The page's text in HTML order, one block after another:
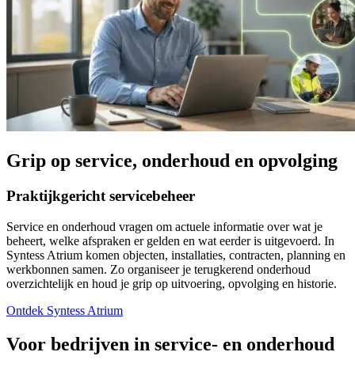
Grip op service, onderhoud en opvolging
Praktijkgericht servicebeheer
Service en onderhoud vragen om actuele informatie over wat je
beheert, welke afspraken er gelden en wat eerder is uitgevoerd. In
Syntess Atrium komen objecten, installaties, contracten, planning en
werkbonnen samen. Zo organiseer je terugkerend onderhoud
overzichtelijk en houd je grip op uitvoering, opvolging en historie.
Ontdek Syntess Atrium
Voor bedrijven in service- en onderhoud